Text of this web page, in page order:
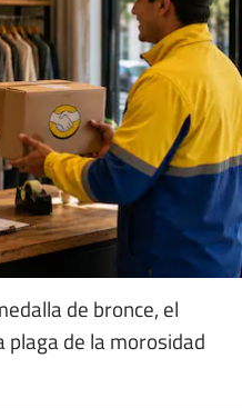
de bronce, el
plaga de la morosidad